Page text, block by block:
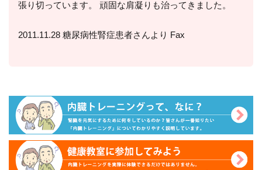
張り切っています。 頑固な肩凝りも治ってきました。
2011.11.28 糖尿病性腎症患者さんより Fax